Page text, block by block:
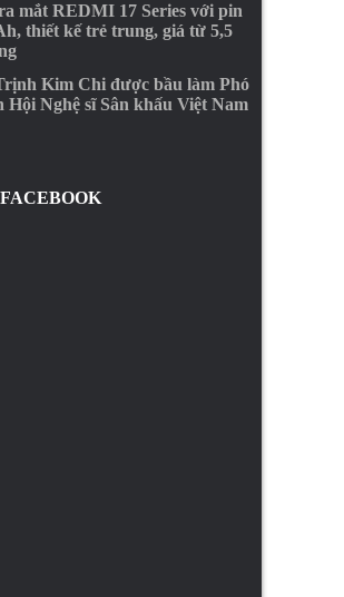
mắt REDMI 17 Series với pin
thiết kế trẻ trung, giá từ 5,5
Kim Chi được bầu làm Phó
Hội Nghệ sĩ Sân khấu Việt Nam